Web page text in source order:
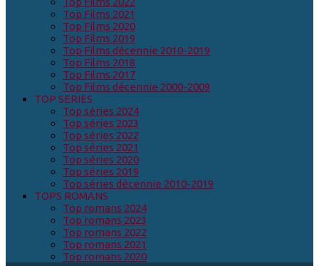
Top Films 2021
Top Films 2020
Top Films 2019
Top Films décennie 2010-2019
Top Films 2018
Top Films 2017
Top Films décennie 2000-2009
TOP SERIES
Top séries 2024
Top séries 2023
Top séries 2022
Top séries 2021
Top séries 2020
Top séries 2019
Top séries décennie 2010-2019
TOPS ROMANS
Top romans 2024
Top romans 2023
Top romans 2022
Top romans 2021
Top romans 2020